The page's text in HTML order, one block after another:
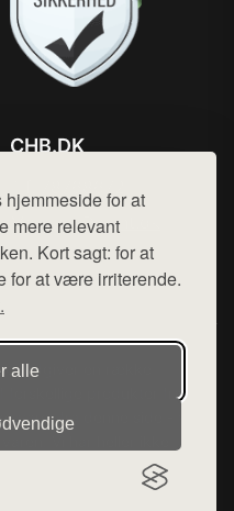
for at
mere relevant
Kort sagt: for at
for at være irriterende.
alle
CHB.DK
Mail: hej@want.dk
Cookie- og privatlivspolitik
udgiver en række
forskellige produkter fra
varer fra denne side - vi
Vi har heller ikke